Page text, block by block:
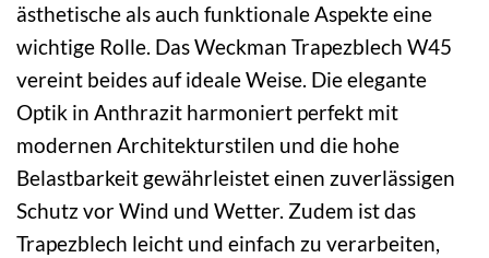
ästhetische als auch funktionale Aspekte eine
wichtige Rolle. Das Weckman Trapezblech W45
vereint beides auf ideale Weise. Die elegante
Optik in Anthrazit harmoniert perfekt mit
modernen Architekturstilen und die hohe
Belastbarkeit gewährleistet einen zuverlässigen
Schutz vor Wind und Wetter. Zudem ist das
Trapezblech leicht und einfach zu verarbeiten,